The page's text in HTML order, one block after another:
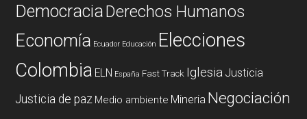
DemocraciaDerechos Humanos
Economía Ecuador Educación Elecciones
Colombia ELN España Fast Track Iglesia Justicia
Justicia de paz Medio ambiente Mineria Negociación